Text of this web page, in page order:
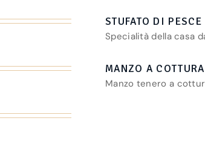
STUFATO DI PESCE
Specialità della casa
MANZO A
Manzo tenero a